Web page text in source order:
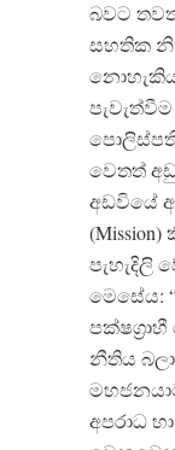
බවට
සහතික
වෙතත්
අඩවියේ
පැහැදිලි
මෙසේය:
නීතිය
අපරාධ